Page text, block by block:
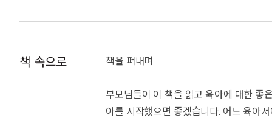
대한 걱정을 덜 수 있도록 0~60개월까지
풍성한 부록과 아낌없는 조언까지!
나는 이만큼 할 수 있어요
어떻게 놀아줄까?
아이와 더 가까워지는 소아정신과 칼럼
*Spercial Q&A 아이 아기 첫 수면 교육
책 속으로 책을 펴내며
부모님들이 이 책을 읽고 육아에 대한 좋
아를 시작했으면 좋겠습니다. 어느 육아